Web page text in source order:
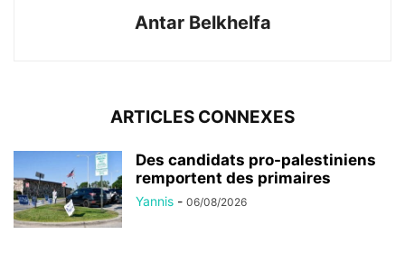
Antar Belkhelfa
ARTICLES CONNEXES
Des candidats pro-palestiniens
remportent des primaires
Yannis - 06/08/2026